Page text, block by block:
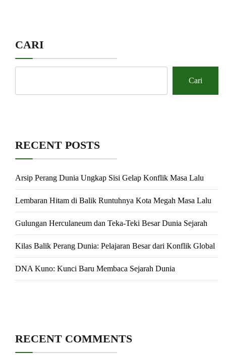
CARI
Cari
RECENT POSTS
Arsip Perang Dunia Ungkap Sisi Gelap Konflik Masa Lalu
Lembaran Hitam di Balik Runtuhnya Kota Megah Masa Lalu
Gulungan Herculaneum dan Teka-Teki Besar Dunia Sejarah
Kilas Balik Perang Dunia: Pelajaran Besar dari Konflik Global
DNA Kuno: Kunci Baru Membaca Sejarah Dunia
RECENT COMMENTS